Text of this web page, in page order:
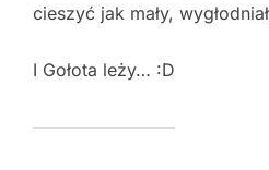
cieszyć jak mały,
I Gołota leży… :D